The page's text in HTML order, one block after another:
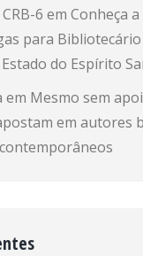
6 em Conheça
para
do Espírito
em Mesmo sem
em autores